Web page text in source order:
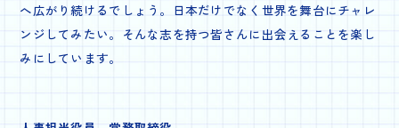
へ広がり続けるでしょう。日本だけでなく世界を舞台にチャレ
ンジしてみたい。そんな志を持つ皆さんに出会えることを楽し
みにしています。